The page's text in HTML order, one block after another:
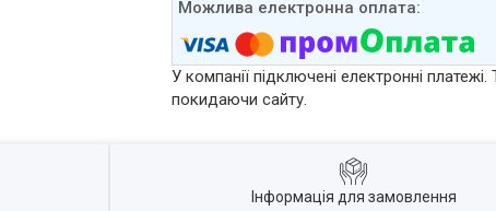
У компанії підключені електронні
покидаючи сайту.
Інформація для замовлення